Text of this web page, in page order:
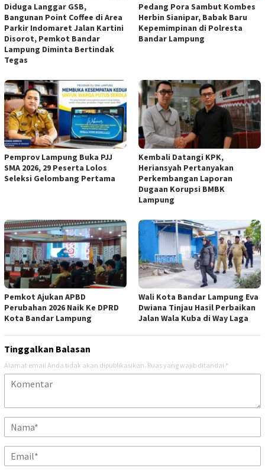
Diduga Langgar GSB,
Bangunan Point Coffee di Area
Parkir Indomaret Jalan Kartini
Disorot, Pemkot Bandar
Lampung Diminta Bertindak
Tegas
Pedang Pora Sambut Kombes
Herbin Sianipar, Babak Baru
Kepemimpinan di Polresta
Bandar Lampung
Pemprov Lampung Buka PJJ
SMA 2026, 29 Peserta Lolos
Seleksi Gelombang Pertama
Kembali Datangi KPK,
Heriansyah Pertanyakan
Perkembangan Laporan
Dugaan Korupsi BMBK
Lampung
Pemkot Ajukan APBD
Perubahan 2026 Naik Ke DPRD
Kota Bandar Lampung
Wali Kota Bandar Lampung Eva
Dwiana Tinjau Hasil Perbaikan
Jalan Wala Kuba di Way Laga
Tinggalkan Balasan
Alamat email Anda tidak akan dipublikasikan. Ruas yang wajib ditandai *